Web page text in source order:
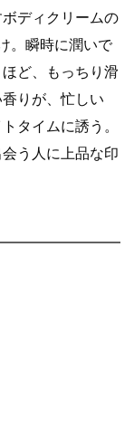
ディクリームの
。瞬時に潤いで
ど、もっちり滑
りが、忙しい
タイムに誘う。
う人に上品な印